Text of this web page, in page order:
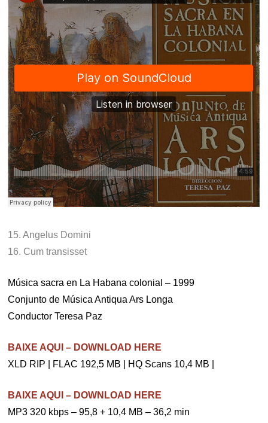
15. Angelus Domini
16. Cum transisset
Música sacra en La Habana colonial – 1999
Conjunto de Música Antiqua Ars Longa
Conductor Teresa Paz
BAIXE AQUI – DOWNLOAD HERE
XLD RIP | FLAC 192,5 MB | HQ Scans 10,4 MB |
BAIXE AQUI – DOWNLOAD HERE
MP3 320 kbps – 95,8 + 10,4 MB – 36,2 min